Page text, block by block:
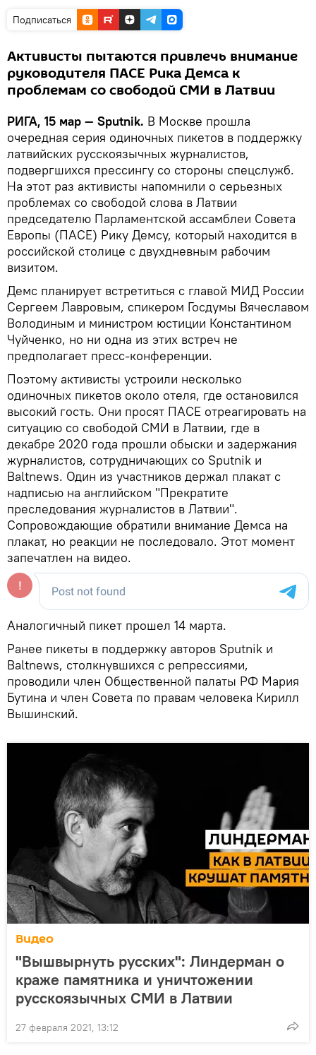
Подписаться
Активисты пытаются привлечь внимание
руководителя ПАСЕ Рика Демса к
проблемам со свободой СМИ в Латвии
РИГА, 15 мар — Sputnik. В Москве прошла
очередная серия одиночных пикетов в поддержку
латвийских русскоязычных журналистов,
подвергшихся прессингу со стороны спецслужб.
На этот раз активисты напомнили о серьезных
проблемах со свободой слова в Латвии
председателю Парламентской ассамблеи Совета
Европы (ПАСЕ) Рику Демсу, который находится в
российской столице с двухдневным рабочим
визитом.
Демс планирует встретиться с главой МИД России
Сергеем Лавровым, спикером Госдумы Вячеславом
Володиным и министром юстиции Константином
Чуйченко, но ни одна из этих встреч не
предполагает пресс-конференции.
Поэтому активисты устроили несколько
одиночных пикетов около отеля, где остановился
высокий гость. Они просят ПАСЕ отреагировать на
ситуацию со свободой СМИ в Латвии, где в
декабре 2020 года прошли обыски и задержания
журналистов, сотрудничающих со Sputnik и
Baltnews. Один из участников держал плакат с
надписью на английском "Прекратите
преследования журналистов в Латвии".
Сопровождающие обратили внимание Демса на
плакат, но реакции не последовало. Этот момент
запечатлен на видео.
Аналогичный пикет прошел 14 марта.
Ранее пикеты в поддержку авторов Sputnik и
Baltnews, столкнувшихся с репрессиями,
проводили член Общественной палаты РФ Мария
Бутина и член Совета по правам человека Кирилл
Вышинский.
Видео
"Вышвырнуть русских": Линдерман о
краже памятника и уничтожении
русскоязычных СМИ в Латвии
27 февраля 2021, 13:12